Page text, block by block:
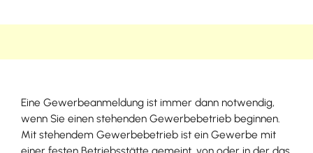
Eine Gewerbeanmeldung ist immer dann notwendig,
wenn Sie einen stehenden Gewerbebetrieb beginnen.
Mit stehendem Gewerbebetrieb ist ein Gewerbe mit